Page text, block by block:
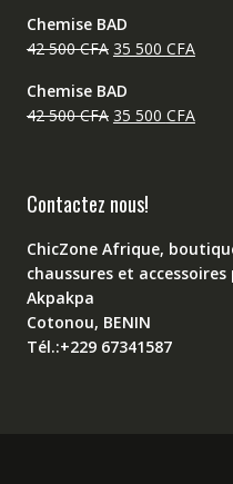
500 CFA.
initial
était :
500 CFA.
est :
Chemise BAD
42 500CFA Le
initial
était :
35 500 CFALe
est :
Chemise BAD
42 500CFA Le
42
35 500 CFALe
Contactez nous!
ChicZone Afrique,
chaussures et
Akpakpa
Cotonou, BENIN
Tél.:+229 67341587